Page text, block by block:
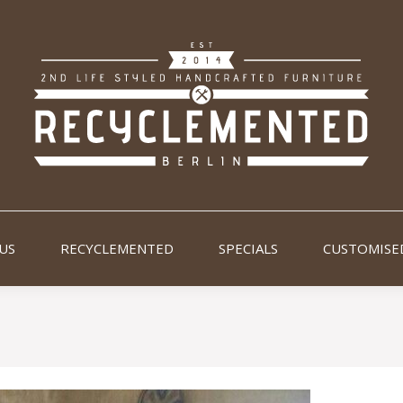
RECYCLEMENTED SPECIALS